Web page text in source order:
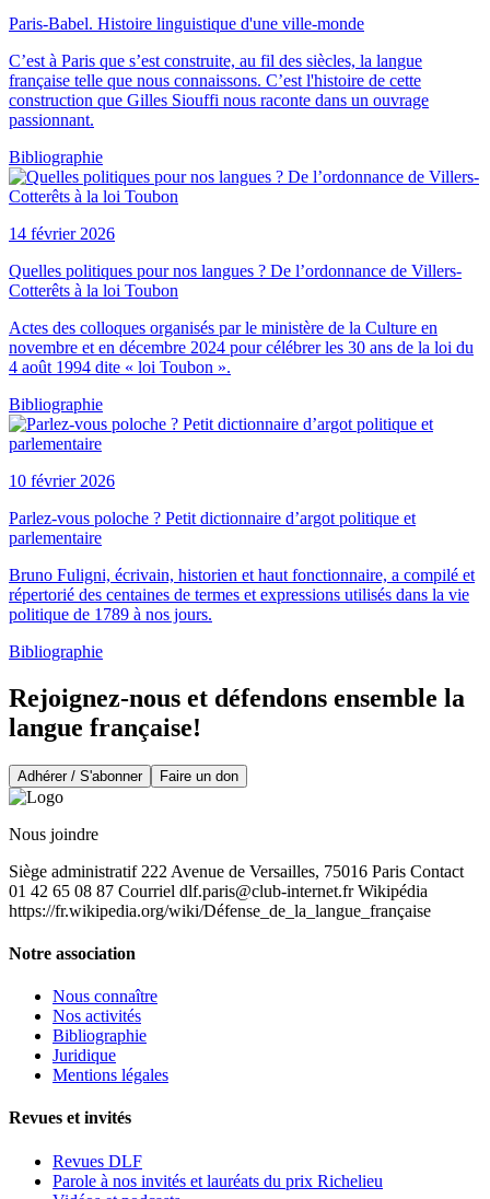
Paris-Babel. Histoire linguistique d'une ville-monde
C’est à Paris que s’est construite, au fil des siècles, la langue
française telle que nous connaissons. C’est l'histoire de cette
construction que Gilles Siouffi nous raconte dans un ouvrage
passionnant.
Bibliographie
14 février 2026
Quelles politiques pour nos langues ? De l’ordonnance de Villers-
Cotterêts à la loi Toubon
Actes des colloques organisés par le ministère de la Culture en
novembre et en décembre 2024 pour célébrer les 30 ans de la loi du
4 août 1994 dite « loi Toubon ».
Bibliographie
10 février 2026
Parlez-vous poloche ? Petit dictionnaire d’argot politique et
parlementaire
Bruno Fuligni, écrivain, historien et haut fonctionnaire, a compilé et
répertorié des centaines de termes et expressions utilisés dans la vie
politique de 1789 à nos jours.
Bibliographie
Rejoignez-nous et défendons ensemble la
langue française!
Adhérer / S'abonner Faire un don
Nous joindre
Siège administratif 222 Avenue de Versailles, 75016 Paris Contact
01 42 65 08 87 Courriel dlf.paris@club-internet.frWikipédia
https://fr.wikipedia.org/wiki/Défense_de_la_langue_française
Notre association
Nous connaître
Nos activités
Bibliographie
Juridique
Mentions légales
Revues et invités
Revues DLF
Parole à nos invités et lauréats du prix Richelieu